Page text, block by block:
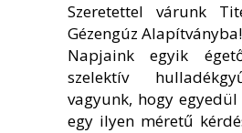
Szeretettel várunk
Gézengúz Alapítványba!
Napjaink egyik
szelektív
vagyunk, hogy egyedül
egy ilyen méretű